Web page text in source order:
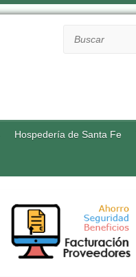
Hospedería de Santa Fe